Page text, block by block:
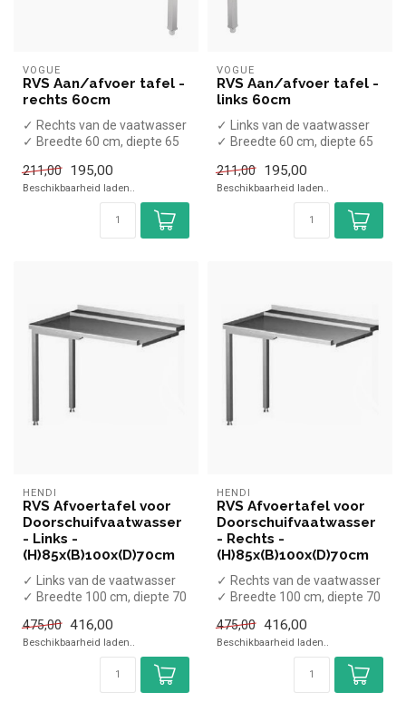
VOGUE
RVS Aan/afvoer tafel -
rechts 60cm
✓ Rechts van de vaatwasser
✓ Breedte 60 cm, diepte 65
211,00
195,00
Beschikbaarheid laden..
VOGUE
RVS Aan/afvoer tafel -
links 60cm
✓ Links van de vaatwasser
✓ Breedte 60 cm, diepte 65
211,00
195,00
Beschikbaarheid laden..
HENDI
RVS Afvoertafel voor
Doorschuifvaatwasser
- Links -
(H)85x(B)100x(D)70cm
✓ Links van de vaatwasser
✓ Breedte 100 cm, diepte 70
475,00 416,00
Beschikbaarheid laden..
HENDI
RVS Afvoertafel voor
Doorschuifvaatwasser
- Rechts -
(H)85x(B)100x(D)70cm
✓ Rechts van de vaatwasser
✓ Breedte 100 cm, diepte 70
475,00 416,00
Beschikbaarheid laden..